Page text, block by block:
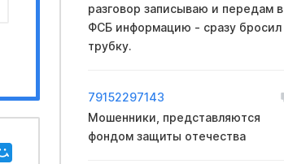
разговор записываю и передам в
ФCБ информацию - сразу бросил
трубку.
79152297143
Мошенники, представляются
фондом защиты отечества